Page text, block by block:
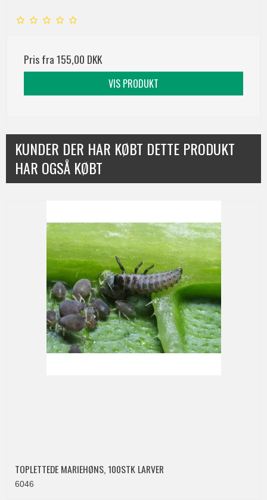
Pris fra155,00 DKK
VIS PRODUKT
KUNDER DER HAR KØBT DETTE PRODUKT
HAR OGSÅ KØBT
TOPLETTEDE MARIEHØNS, 100STK LARVER
6046